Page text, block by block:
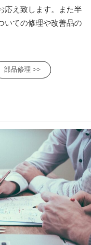
応え致します。また半
いての修理や改善品の
部品修理 >>